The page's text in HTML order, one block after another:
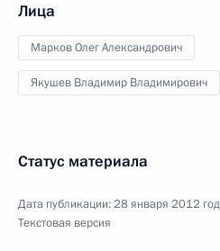
Лица
Марков Олег Александрович
Якушев Владимир Владимирович
Статус материала
Дата публикации:28 января 2012
Текстовая версия